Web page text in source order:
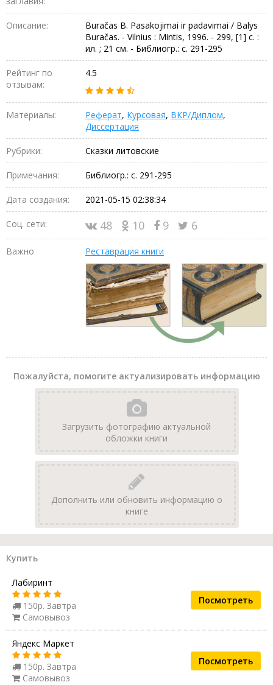
Описание:
Buračas B. Pasakojimai ir padavimai / Balys
Buračas. - Vilnius : Mintis, 1996. - 299, [1] c. :
ил. ; 21 см. - Библиогр.: с. 291-295
Рейтинг по
отзывам:
4.5
Материалы: Реферат, Курсовая, ВКР/Диплом,
Диссертация
Рубрики: Сказки литовские
Примечания: Библиогр.: с. 291-295
Дата создания: 2021-05-15 02:38:34
Соц. сети: 48 10 9 6
Важно Реставрация книги
Пожалуйста, помогите актуализировать информацию
Загрузить фотографию актуальной
обложки книги
Дополнить или обновить информацию о
книге
Купить
Лабиринт
150р. Завтра
Самовывоз
Посмотреть
Яндекс Маркет
150р. Завтра
Самовывоз
Посмотреть